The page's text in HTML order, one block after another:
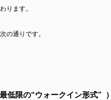
ります。
の通りです。
最低限の“ウォークイン形式” ）